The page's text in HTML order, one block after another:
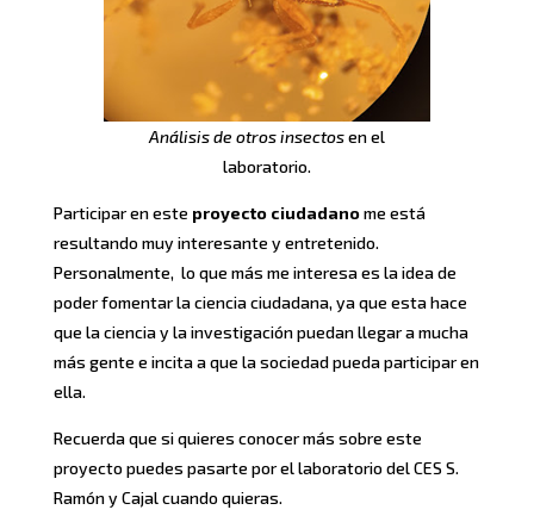
Análisis de otros insectosen el
laboratorio.
Participar en este proyecto ciudadanome está
resultando muy interesante y entretenido.
Personalmente, lo que más me interesa es la idea de
poder fomentar la ciencia ciudadana, ya que esta hace
que la ciencia y la investigación puedan llegar a mucha
más gente e incita a que la sociedad pueda participar en
ella.
Recuerda que si quieres conocer más sobre este
proyecto puedes pasarte por el laboratorio del CES S.
Ramón y Cajal cuando quieras.